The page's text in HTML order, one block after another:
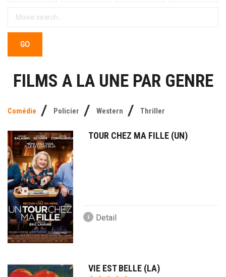
FILMS A LA UNE PAR GENRE
Comédie Policier Western Thriller
TOUR CHEZ MA FILLE (UN)
Detail
VIE EST BELLE (LA)